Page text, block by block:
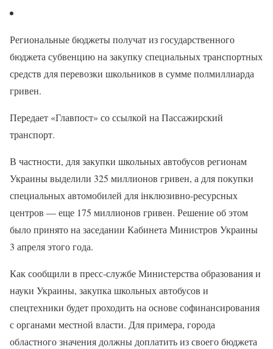
Региональные бюджеты получат из государственного
бюджета субвенцию на закупку специальных транспортных
средств для перевозки школьников в сумме полмиллиарда
гривен.
Передает «Главпост» со ссылкой на Пассажирский
транспорт.
В частности, для закупки школьных автобусов регионам
Украины выделили 325 миллионов гривен, а для покупки
специальных автомобилей для інклюзивно-ресурсных
центров — еще 175 миллионов гривен. Решение об этом
было принято на заседании Кабинета Министров Украины
3 апреля этого года.
Как сообщили в пресс-службе Министерства образования и
науки Украины, закупка школьных автобусов и
спецтехники будет проходить на основе софинансирования
с органами местной власти. Для примера, города
областного значения должны доплатить из своего бюджета